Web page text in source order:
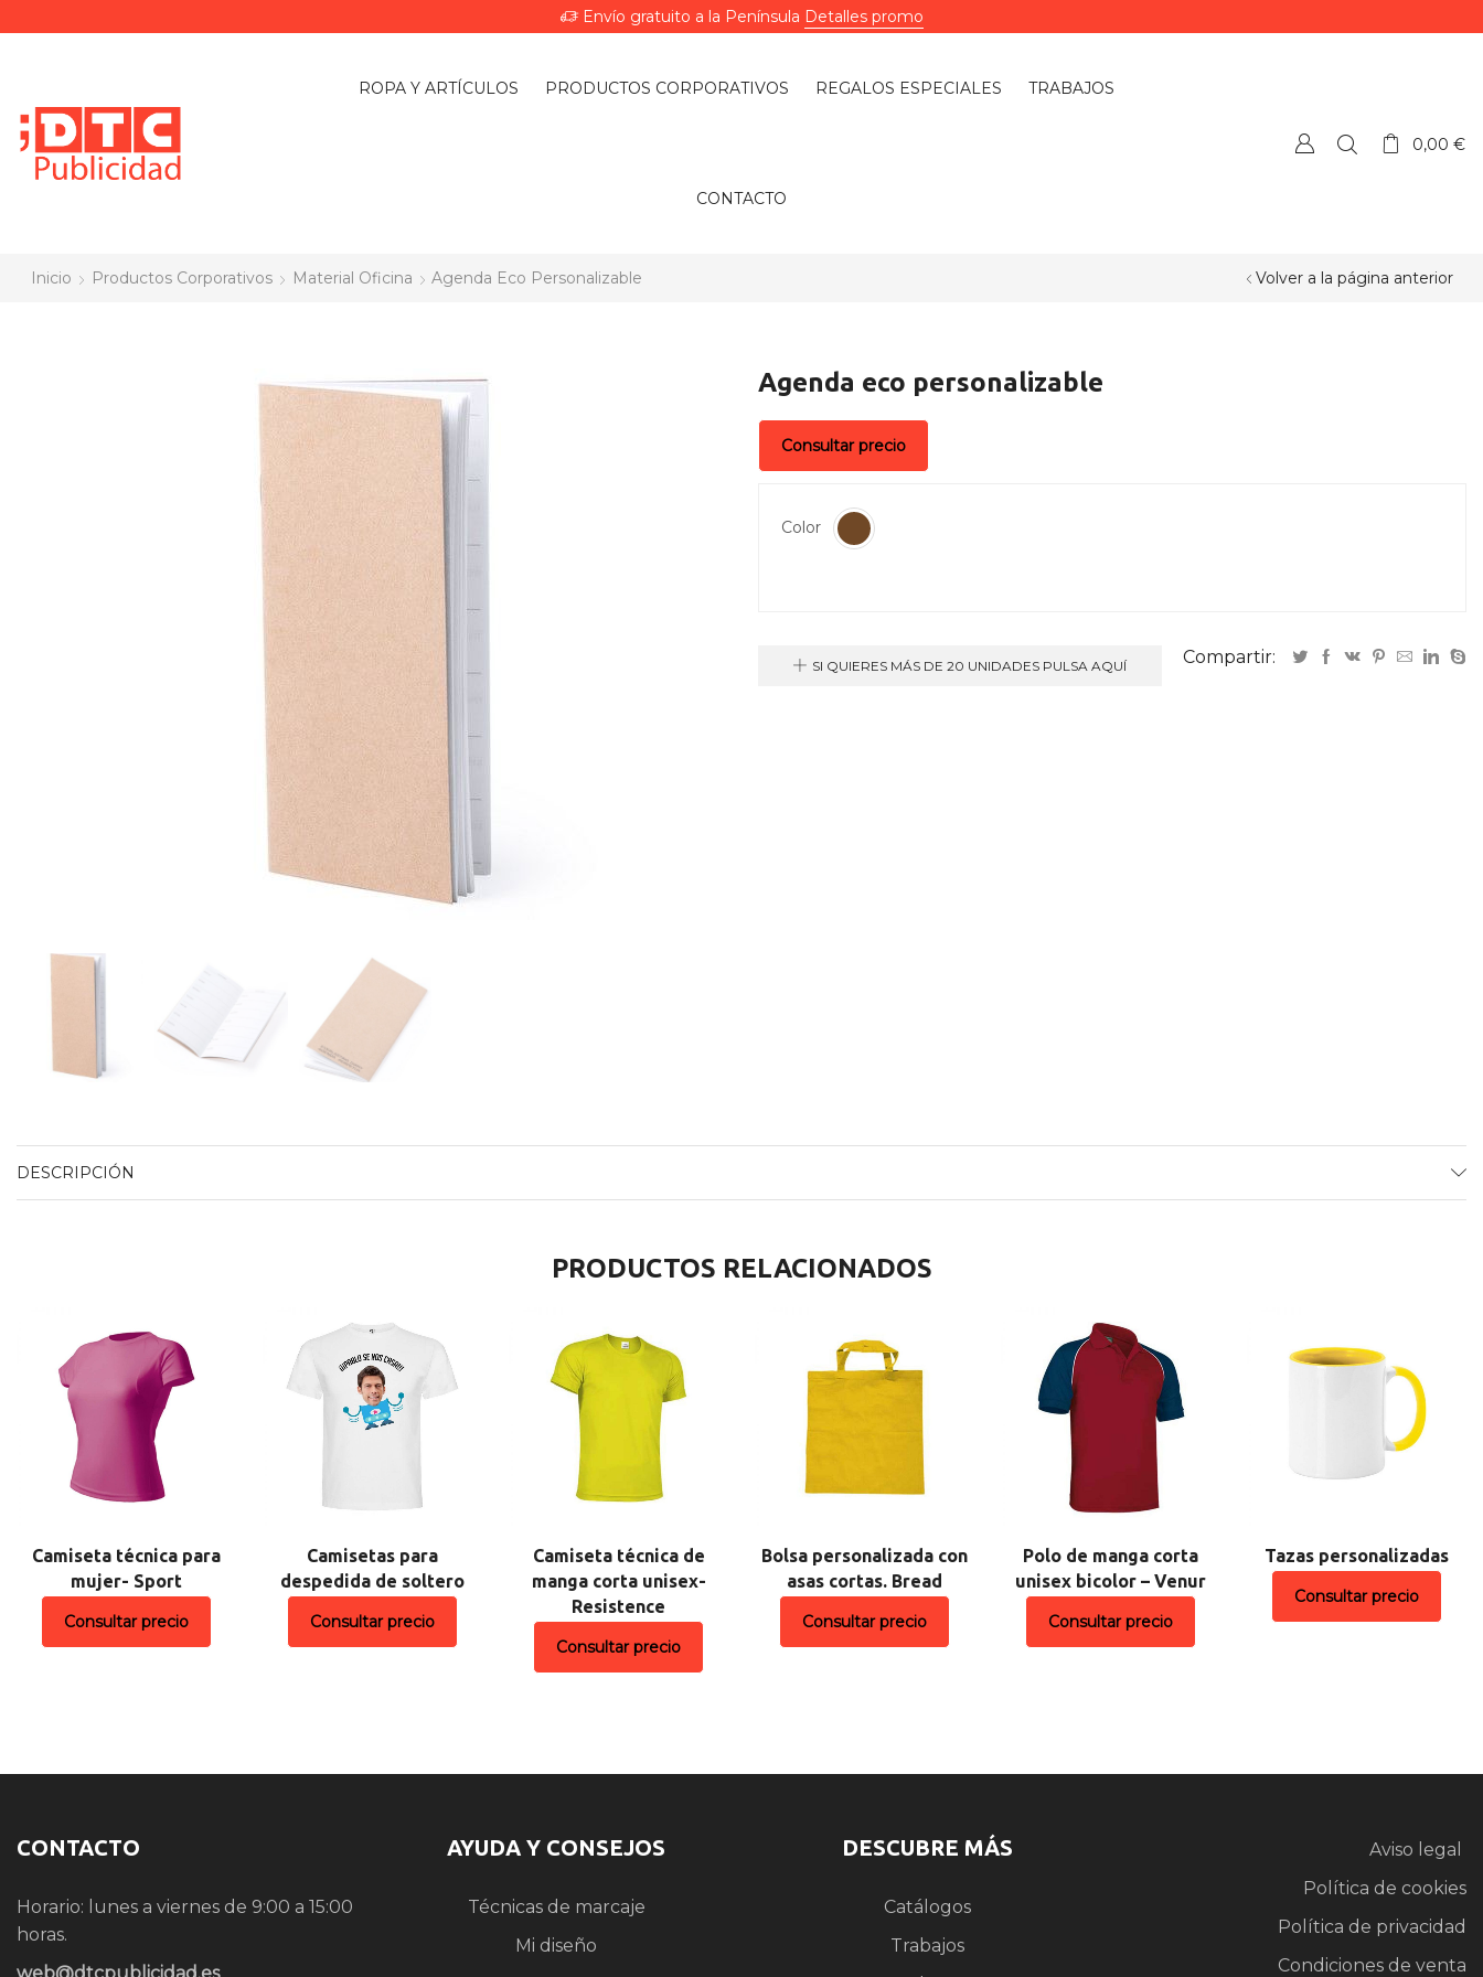
Envío gratuito a la Península Detalles promo
ROPA Y ARTÍCULOS PRODUCTOS CORPORATIVOS REGALOS ESPECIALES TRABAJOS
CONTACTO
0,00€
Inicio Productos Corporativos Material Oficina Agenda Eco Personalizable Volver a la página anterior
Agenda eco personalizable
Consultar precio
Color
Compartir:
SI QUIERES MÁS DE 20 UNIDADES PULSA AQUÍ
DESCRIPCIÓN
PRODUCTOS RELACIONADOS
Camiseta técnica para
mujer- Sport
Consultar precio
Camisetas para
despedida de soltero
Consultar precio
Camiseta técnica de
manga corta unisex-
Resistence
Consultar precio
Bolsa personalizada con
asas cortas. Bread
Consultar precio
Polo de manga corta
unisex bicolor – Venur
Consultar precio
Tazas personalizadas
Consultar precio
CONTACTO
Horario: lunes a viernes de 9:00 a 15:00
horas.
AYUDA Y CONSEJOS
Técnicas de marcaje
Mi diseño
DESCUBRE MÁS
Catálogos
Trabajos
Aviso legal
Política de cookies
Política de privacidad
Condiciones de venta